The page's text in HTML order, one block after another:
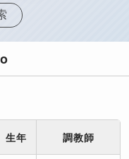
生年 調教師